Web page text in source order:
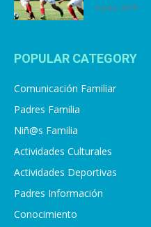
4 julio, 2019
POPULAR CATEGORY
Comunicación Familiar
Padres Familia
Niñ@s Familia
Actividades Culturales
Actividades Deportivas
Padres Información
Conocimiento